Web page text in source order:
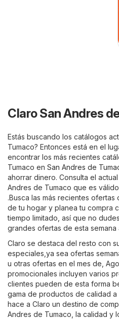
Claro San Andres
Estás buscando los catálogos
Tumaco? Entonces está en el
encontrar los más recientes
Tumaco en San Andres de
ahorrar dinero. Consulta el
Andres de Tumaco que es
.Busca las más recientes
de tu hogar y planea tu compra
tiempo limitado, así que no
grandes ofertas de esta semana
Claro se destaca del resto con
especiales,ya sea ofertas
u otras ofertas en el mes de,
promocionales incluyen varios
clientes pueden de esta forma
gama de productos de calidad
hace a Claro un destino de
Andres de Tumaco, la calidad y